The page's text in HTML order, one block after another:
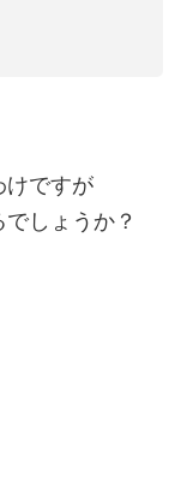
けですが
しょうか？